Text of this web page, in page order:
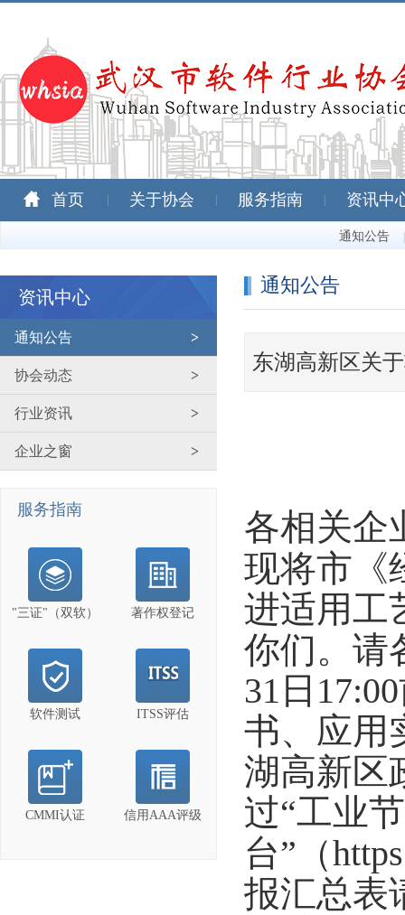
首页 关于协会 服务指南 资讯中
通知公告
资讯中心
通知公告 >
协会动态 >
行业资讯 >
企业之窗 >
服务指南
"三证"（双软） 著作权登记
软件测试 ITSS评估
CMMI认证 信用AAA评级
通知公告
东湖高新区关
各相关企
现将市 《
进适用工
你们。请
31 日 17:00
书、应用
湖高新区
过“工业
台”（
报汇总表